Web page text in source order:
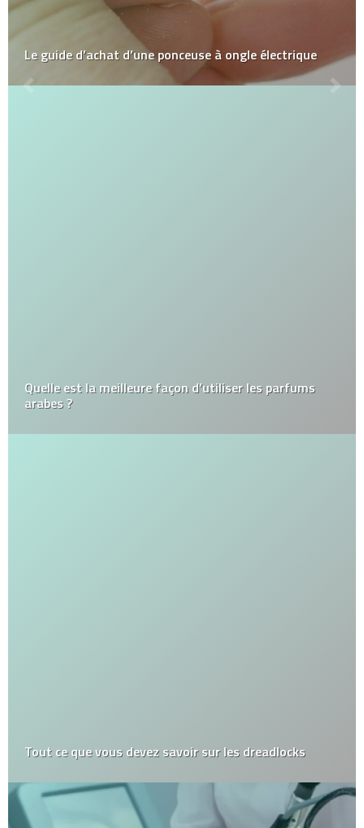
Le guide d’achat d’une ponceuse à ongle électrique
Quelle est la meilleure façon d’utiliser les parfums
arabes ?
Tout ce que vous devez savoir sur les dreadlocks